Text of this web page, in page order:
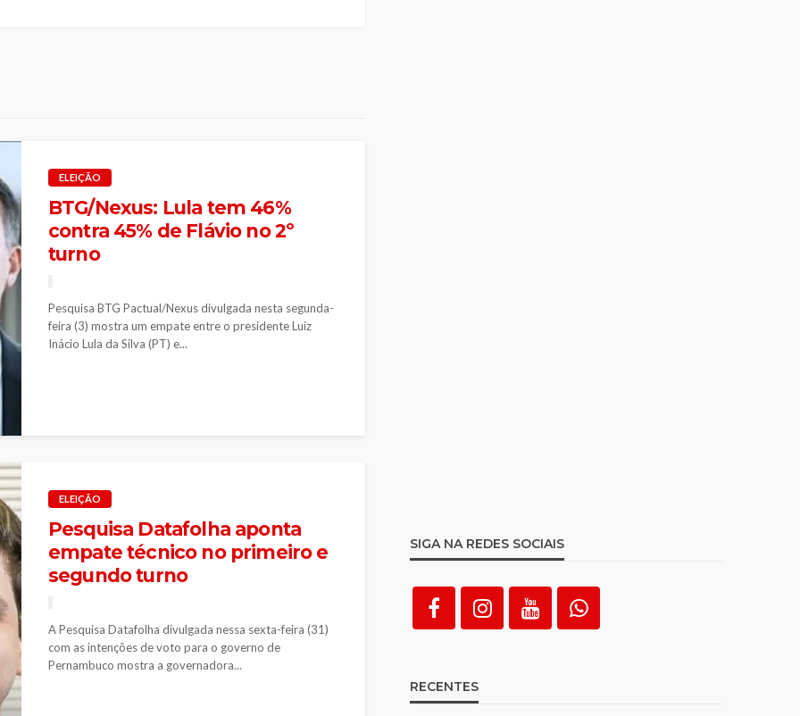
ELEIÇÃO
BTG/Nexus: Lula tem 46%
contra 45% de Flávio no 2º
turno
Pesquisa BTG Pactual/Nexus divulgada nesta segunda-
feira (3) mostra um empate entre o presidente Luiz
Inácio Lula da Silva (PT) e...
ELEIÇÃO
Pesquisa Datafolha aponta
empate técnico no primeiro e
segundo turno
A Pesquisa Datafolha divulgada nessa sexta-feira (31)
com as intenções de voto para o governo de
Pernambuco mostra a governadora...
SIGA NA REDES SOCIAIS
RECENTES